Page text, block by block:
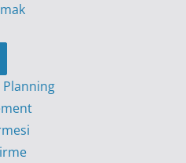
Planning